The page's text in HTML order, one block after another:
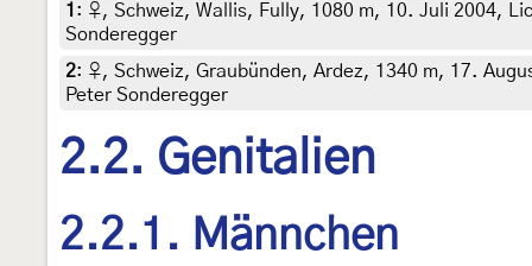
1 : ♀, Schweiz, Wallis, Fully, 1080 m, 10. Juli 2004,
Sonderegger
2: ♀, Schweiz, Graubünden, Ardez, 1340 m, 17.
Peter Sonderegger
2.2. Genitalien
2.2.1. Männchen